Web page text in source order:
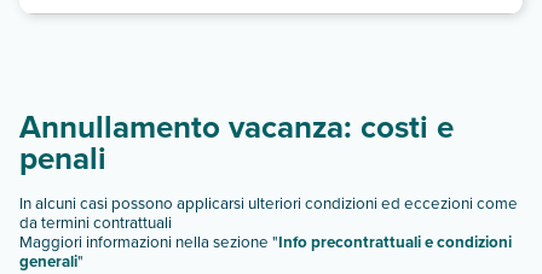
Annullamento vacanza: costi e
penali
In alcuni casi possono applicarsi ulteriori condizioni ed eccezioni come
da termini contrattuali
Maggiori informazioni nella sezione "Info precontrattuali e condizioni
generali"